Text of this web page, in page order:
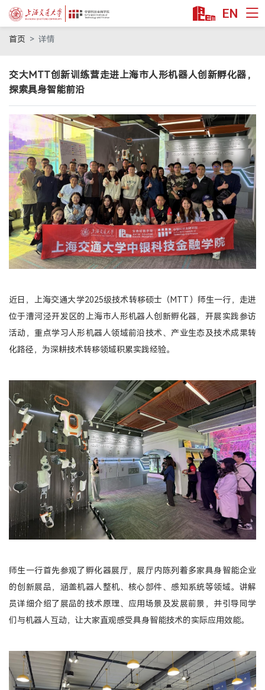
技术转移硕士MTT
金融硕士MF
金融本科双学位
公益项目
教授/研究
安泰师资
双聘师资
行业师资
学术洞见
交叉科研
生态活动
实训基地
联合研究
教育捐赠
关于我们
学院介绍
领导寄语
组织架构
媒体聚焦
办学场地
人才招聘
联系我们
MTT考生登录
TFMBA考生登录
EN
首页 详情
交大MTT创新训练营走进上海市人形机器人创新孵化器，
探索具身智能前沿
近日，上海交通大学2025级技术转移硕士（MTT）师生一行，走进
位于漕河泾开发区的上海市人形机器人创新孵化器，开展实践参访
活动，重点学习人形机器人领域前沿技术、产业生态及技术成果转
化路径，为深耕技术转移领域积累实践经验。
师生一行首先参观了孵化器展厅，展厅内陈列着多家具身智能企业
的创新展品，涵盖机器人整机、核心部件、感知系统等领域。讲解
员详细介绍了展品的技术原理、应用场景及发展前景，并引导同学
们与机器人互动，让大家直观感受具身智能技术的实际应用效能。